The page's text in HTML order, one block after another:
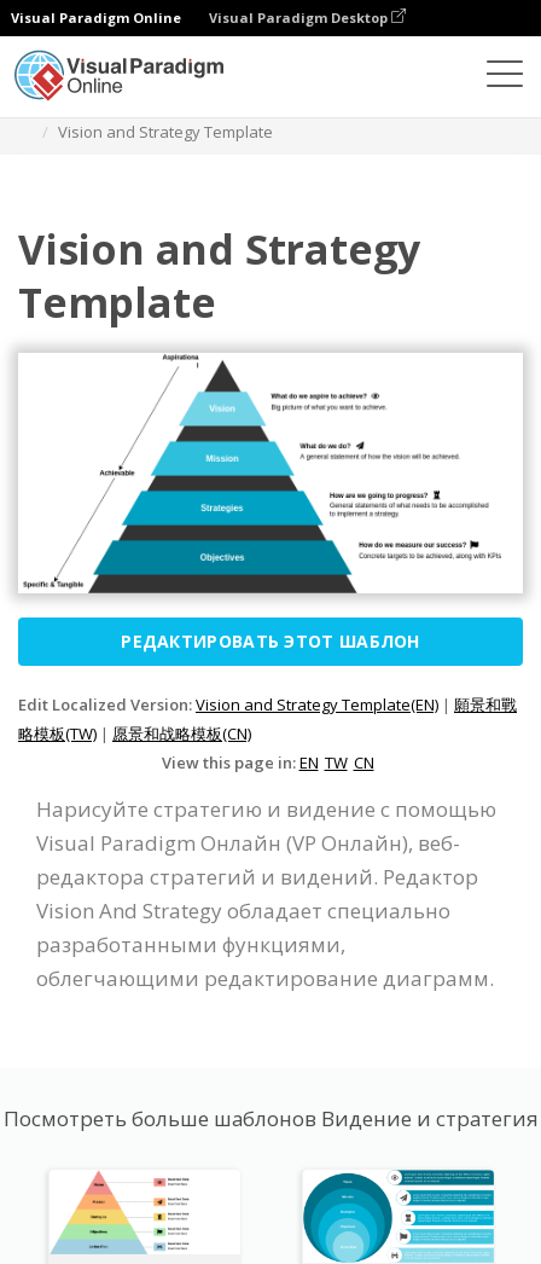
Visual Paradigm Online Visual Paradigm Desktop
Vision and Strategy Template
Vision and Strategy
Template
РЕДАКТИРОВАТЬ ЭТОТ ШАБЛОН
Edit Localized Version:Vision and Strategy Template(EN) | 願景和戰
略模板(TW) | 愿景和战略模板(CN)
View this page in:EN TW CN
Нарисуйте стратегию и видение с помощью
Visual Paradigm Онлайн (VP Онлайн), веб-
редактора стратегий и видений. Редактор
Vision And Strategy обладает специально
разработанными функциями,
облегчающими редактирование диаграмм.
Посмотреть больше шаблонов Видение и стратегия